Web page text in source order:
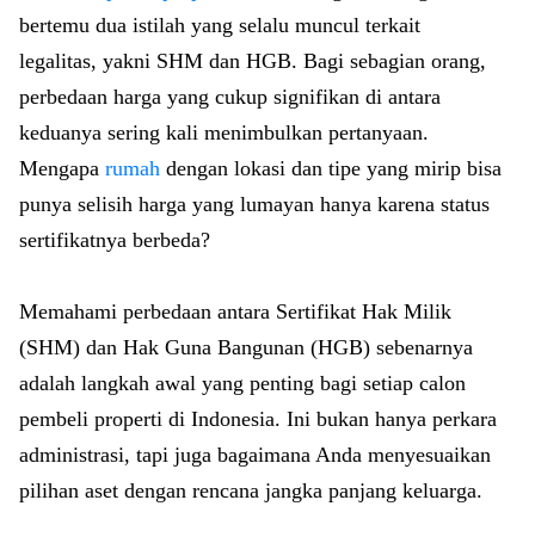
bertemu dua istilah yang selalu muncul terkait
legalitas, yakni SHM dan HGB. Bagi sebagian orang,
perbedaan harga yang cukup signifikan di antara
keduanya sering kali menimbulkan pertanyaan.
Mengapa rumah dengan lokasi dan tipe yang mirip bisa
punya selisih harga yang lumayan hanya karena status
sertifikatnya berbeda?
Memahami perbedaan antara Sertifikat Hak Milik
(SHM) dan Hak Guna Bangunan (HGB) sebenarnya
adalah langkah awal yang penting bagi setiap calon
pembeli properti di Indonesia. Ini bukan hanya perkara
administrasi, tapi juga bagaimana Anda menyesuaikan
pilihan aset dengan rencana jangka panjang keluarga.